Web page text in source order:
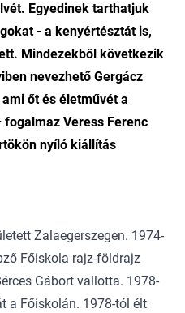
Egyedinek tarthatjuk
- a kenyértésztát is,
Mindezekből következik
nevezhető Gergácz
őt és életművét a
Veress Ferenc
nyíló kiállítás
Zalaegerszegen. 1974-
Főiskola rajz-földrajz
Gábort vallotta. 1978-
a Főiskolán. 1978-tól élt